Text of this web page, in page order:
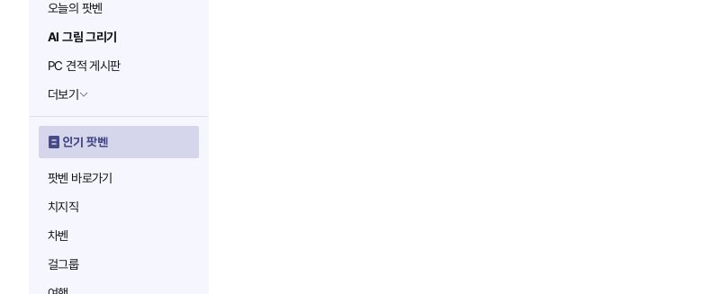
오늘의 팟벤
AI 그림 그리기
PC 견적 게시판
더보기
인기 팟벤
팟벤 바로가기
치지직
차벤
걸그룹